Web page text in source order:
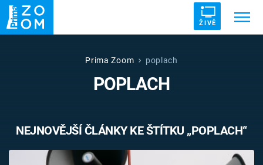
ŽIVĚ
UFO DRUHÁ SVĚTOVÁ VÁLKA
VETŘELCI DÁVNOVĚKU
Témata
Prima Zoom poplach
POPLACH
NEJNOVĚJŠÍ ČLÁNKY KE ŠTÍTKU „POPLACH“